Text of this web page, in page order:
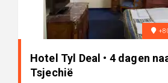
Hotel Tyl Deal • 4 dagen
Tsjechië